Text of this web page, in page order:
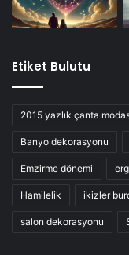
Etiket Bulutu
2015 yazlık çanta
Banyo dekorasyonu
Emzirme dönemi
Hamilelik ikizler
salon dekorasyonu